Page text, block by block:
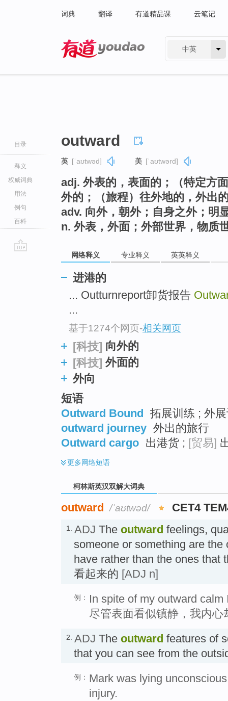
词典 翻译 有道精品课 云笔记
中英
目录
释义
权威词典
用法
例句
百科
outward
英 [ˈaʊtwəd] 美 [ˈaʊtwərd]
adj. 外表的，表面的；（特定方
外的；（旅程）往外地的，外出
adv. 向外，朝外；自身之外；明
n. 外表，外面；外部世界，物质
网络释义 专业释义 英英释义
进港的
... Outturnreport卸货报告
...
基于1274个网页-相关网页
[科技] 向外的
[科技] 外面的
外向
短语
Outward Bound 拓展训练 ; 外
outward journey 外出的旅行
Outward cargo 出港货 ; [贸易]
更多网络短语
柯林斯英汉双解大词典
outward /ˈaʊtwəd/ CET4
1. ADJ The outward feelings,
someone or something are the
have rather than the ones that
看起来的 [ADJ n]
例：
In spite of my outward
尽管表面看似镇静，我内心
2. ADJ The outward features of
that you can see from the
例： Mark was lying
injury.